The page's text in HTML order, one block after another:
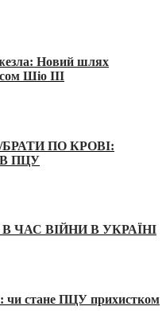
жезла: Новий шлях
Шіо III
ПО КРОВІ:
ПЦУ
ВІЙНИ В УКРАЇНІ
чи стане ПЦУ прихистком